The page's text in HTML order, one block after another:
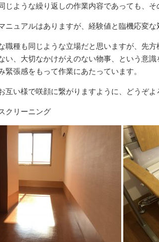
じような繰り返しの作業内容であっても、
ニュアルはありますが、経験値と臨機応変な
職種も同じような立場だと思いますが、先
い、大切なかけがえのない物事、という意
緊張感をもって作業にあたっています。
互い様で咲顔に繋がりますように、どうぞよ
クリーニング